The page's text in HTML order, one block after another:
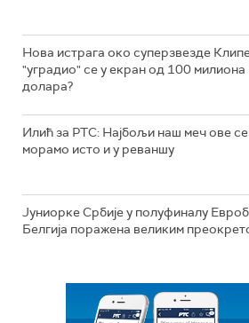
Нова истрага око суперзвезде
"уградио" се у екран од 100 милиона
долара?
Илић за РТС: Најбољи наш меч ове
морамо исто и у реваншу
Јуниорке Србије у полуфиналу
Белгија поражена великим